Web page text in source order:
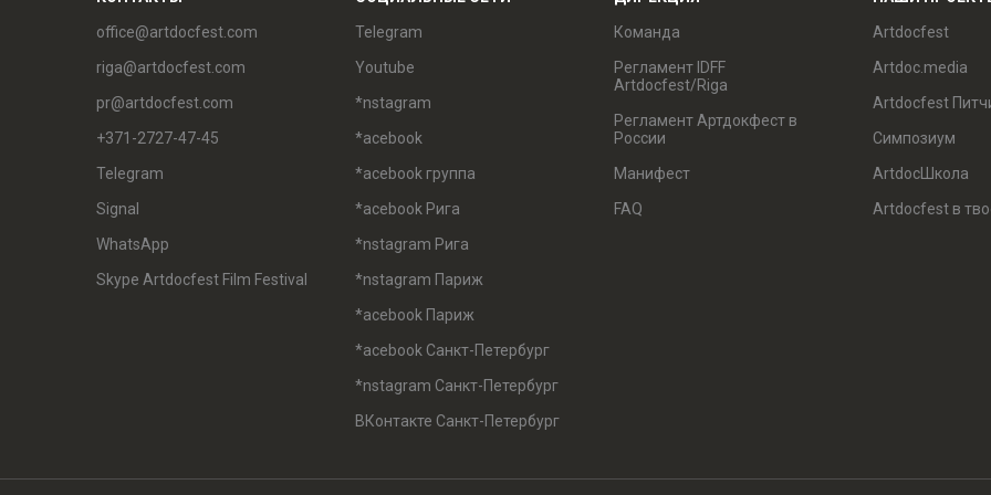
office@artdocfest.com
riga@artdocfest.com
pr@artdocfest.com
+371-2727-47-45
Telegram
Signal
WhatsApp
Skype Artdocfest Film Festival
Telegram
Youtube
*nstagram
*acebook
*acebook группа
*acebook Рига
*nstagram Рига
*nstagram Париж
*acebook Париж
*acebook Санкт-Петербург
*nstagram Санкт-Петербург
ВКонтакте Санкт-Петербург
Команда
Регламент IDFF
Artdocfest/Riga
Регламент Артдокфест в
России
Манифест
FAQ
Artdocfest
Artdoc.media
Artdocfest
Симпозиум
ArtdocШкола
Artdocfest в